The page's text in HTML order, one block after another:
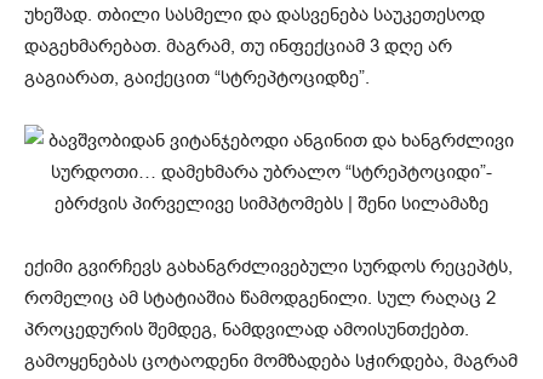
უხეშად. თბილი სასმელი და დასვენება საუკეთესოდ
დაგეხმარებათ. მაგრამ, თუ ინფექციამ 3 დღე არ
გაგიარათ, გაიქეცით “სტრეპტოციდზე”.
ექიმი გვირჩევს გახანგრძლივებული სურდოს რეცეპტს,
რომელიც ამ სტატიაშია წამოდგენილი. სულ რაღაც 2
პროცედურის შემდეგ, ნამდვილად ამოისუნთქებთ.
გამოყენებას ცოტაოდენი მომზადება სჭირდება, მაგრამ